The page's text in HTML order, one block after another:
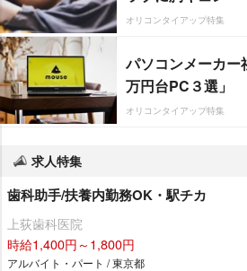
オリコンタイアップ特集
パソコンメーカー
万円台PC３選」
オリコンタイアップ特集
求人特集
歯科助手/扶養内勤務OK・駅チカ
上荻歯科医院
時給1,400円～1,800円
アルバイト・パート / 東京都